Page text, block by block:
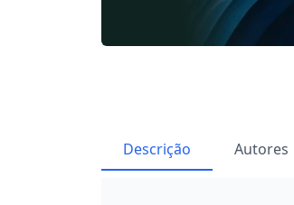
Descrição Autores